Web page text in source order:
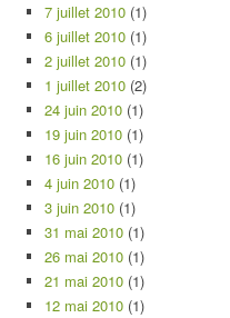
7 juillet 2010 (1)
6 juillet 2010 (1)
2 juillet 2010 (1)
1 juillet 2010 (2)
24 juin 2010 (1)
19 juin 2010 (1)
16 juin 2010 (1)
4 juin 2010 (1)
3 juin 2010 (1)
31 mai 2010 (1)
26 mai 2010 (1)
21 mai 2010 (1)
12 mai 2010 (1)